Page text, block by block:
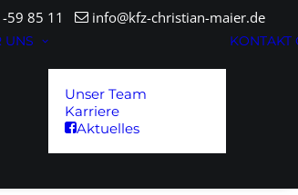
59 85 11 info@kfz-christian-maier.de
UNS
Unser Team
Karriere
Aktuelles
KONTAKT